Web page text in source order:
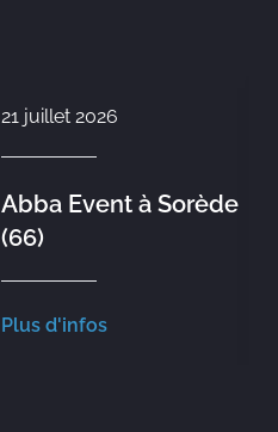
21 juillet 2026
Abba Event à Sorède
(66)
Plus d'infos